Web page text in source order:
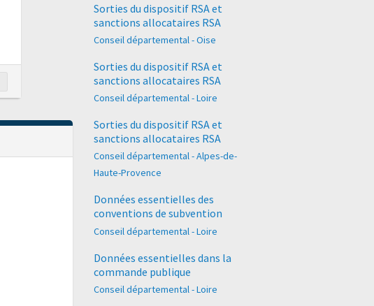
Sorties du dispositif RSA et
sanctions allocataires RSA
Conseil départemental - Oise
Sorties du dispositif RSA et
sanctions allocataires RSA
Conseil départemental - Loire
Sorties du dispositif RSA et
sanctions allocataires RSA
Conseil départemental - Alpes-de-
Haute-Provence
Données essentielles des
conventions de subvention
Conseil départemental - Loire
Données essentielles dans la
commande publique
Conseil départemental - Loire